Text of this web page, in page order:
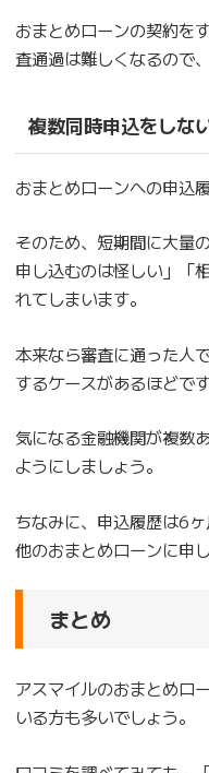
おまとめローンの契約を
査通過は難しくなるので
複数同時申込をしな
おまとめローンへの申込
そのため、短期間に大量
申し込むのは怪しい」「
れてしまいます。
本来なら審査に通った人
するケースがあるほどです
気になる金融機関が複数
ようにしましょう。
ちなみに、申込履歴は6
他のおまとめローンに申
まとめ
アスマイルのおまとめロ
いる方も多いでしょう。